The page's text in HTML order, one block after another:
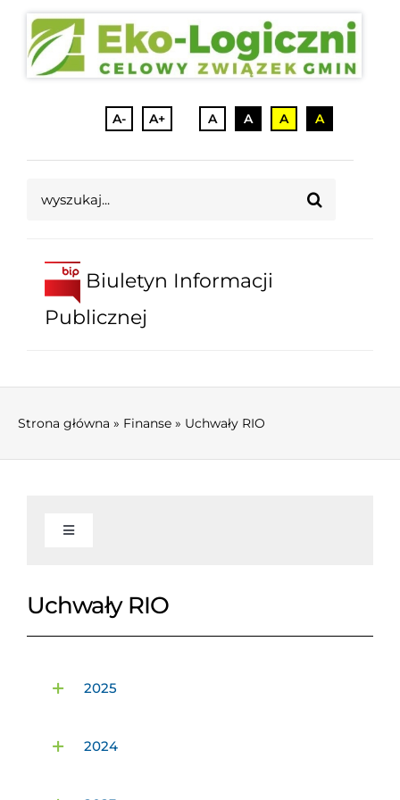
A- A+ A A A A
Biuletyn Informacji
Publicznej
Strona główna » Finanse » Uchwały RIO
Toggle
INFORMACJE
Informacje
O związku
WŁADZE I KOMISJE
Zarząd Związku
FINANSE
Uchwały RIO
2025
2024